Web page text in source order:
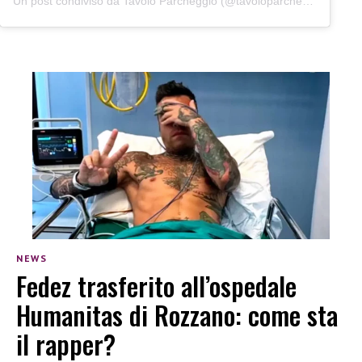
NEWS
Fedez trasferito all’ospedale
Humanitas di Rozzano: come sta
il rapper?